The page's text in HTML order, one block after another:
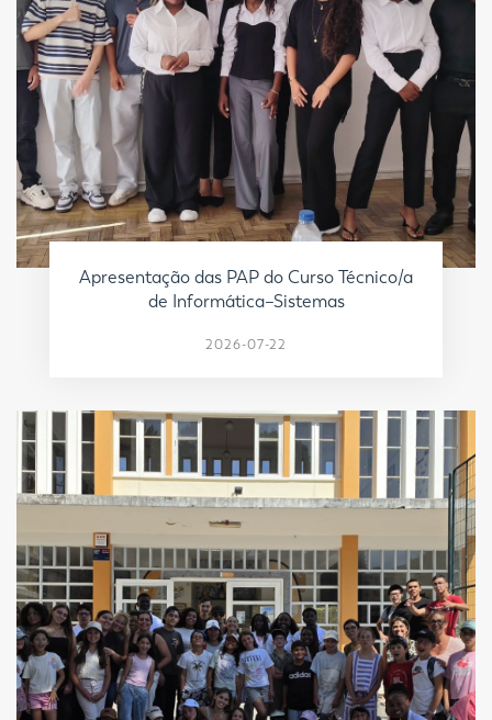
Apresentação das PAP do Curso Técnico/a
de Informática–Sistemas
2026-07-22